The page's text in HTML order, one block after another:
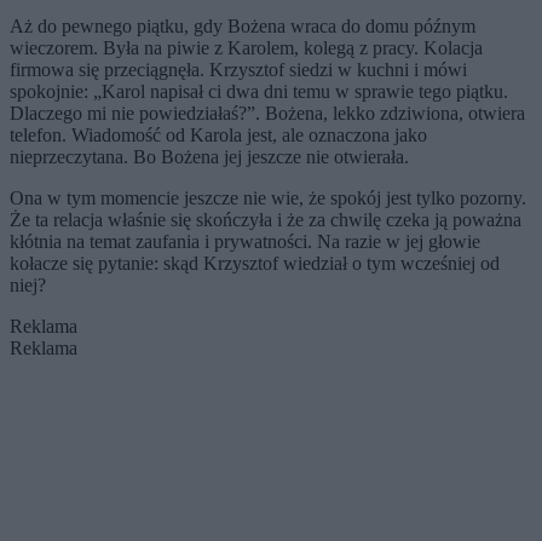
Aż do pewnego piątku, gdy Bożena wraca do domu późnym
wieczorem. Była na piwie z Karolem, kolegą z pracy. Kolacja
firmowa się przeciągnęła. Krzysztof siedzi w kuchni i mówi
spokojnie: „Karol napisał ci dwa dni temu w sprawie tego piątku.
Dlaczego mi nie powiedziałaś?”. Bożena, lekko zdziwiona, otwiera
telefon. Wiadomość od Karola jest, ale oznaczona jako
nieprzeczytana. Bo Bożena jej jeszcze nie otwierała.
Ona w tym momencie jeszcze nie wie, że spokój jest tylko pozorny.
Że ta relacja właśnie się skończyła i że za chwilę czeka ją poważna
kłótnia na temat zaufania i prywatności. Na razie w jej głowie
kołacze się pytanie: skąd Krzysztof wiedział o tym wcześniej od
niej?
Reklama
Reklama